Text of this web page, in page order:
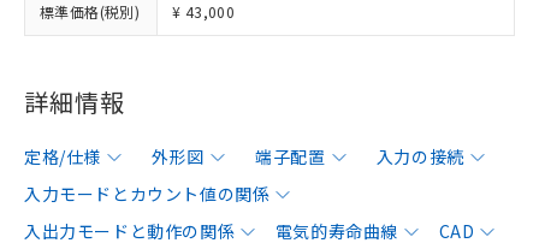
標準価格(税別) ¥ 43,000
詳細情報
定格/仕様 外形図 端子配置
入力の接続
入力モードとカウント値の関係
入出力モードと動作の関係
電気的寿命曲線
CAD